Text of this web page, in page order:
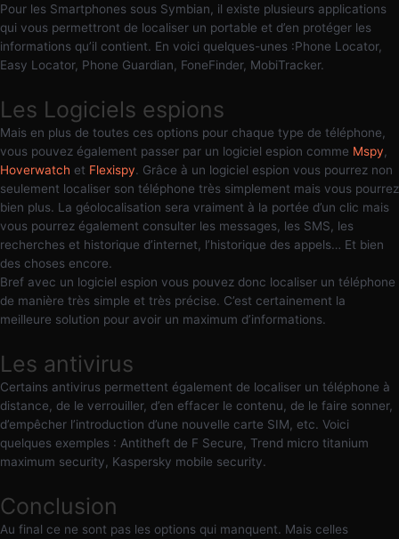
Pour les Smartphones sous Symbian, il existe plusieurs applications
qui vous permettront de localiser un portable et d’en protéger les
informations qu’il contient. En voici quelques-unes :Phone Locator,
Easy Locator, Phone Guardian, FoneFinder, MobiTracker.
Les Logiciels espions
Mais en plus de toutes ces options pour chaque type de téléphone,
vous pouvez également passer par un logiciel espion comme Mspy
Hoverwatch et Flexispy. Grâce à un logiciel espion vous pourrez non
seulement localiser son téléphone très simplement mais vous pourrez
bien plus. La géolocalisation sera vraiment à la portée d’un clic mais
vous pourrez également consulter les messages, les SMS, les
recherches et historique d’internet, l’historique des appels… Et bien
des choses encore.
Bref avec un logiciel espion vous pouvez donc localiser un téléphone
de manière très simple et très précise. C’est certainement la
meilleure solution pour avoir un maximum d’informations.
Les antivirus
Certains antivirus permettent également de localiser un téléphone à
distance, de le verrouiller, d’en effacer le contenu, de le faire sonner,
d’empêcher l’introduction d’une nouvelle carte SIM, etc. Voici
quelques exemples : Antitheft de F Secure, Trend micro titanium
maximum security, Kaspersky mobile security.
Conclusion
Au final ce ne sont pas les options qui manquent. Mais celles